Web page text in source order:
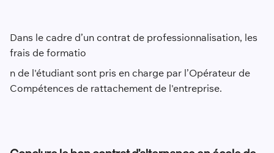
Dans le cadre d’un contrat de professionnalisation, les
frais de formatio
n de l'étudiant sont pris en charge par l’Opérateur de
Compétences de rattachement de l'entreprise.